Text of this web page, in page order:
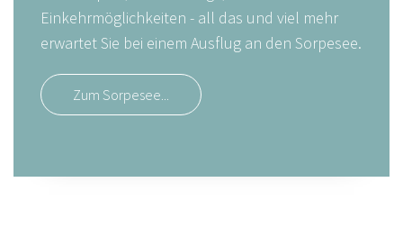
Einkehrmöglichkeiten - all das und viel mehr
erwartet Sie bei einem Ausflug an den Sorpesee.
Zum Sorpesee...